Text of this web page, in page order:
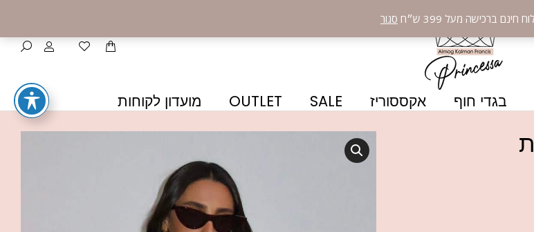
חינם ברכישה מעל 399 ש״ח סגור
בגדי חוף אקססוריז SALE
OUTLET
מועדון לקוחות